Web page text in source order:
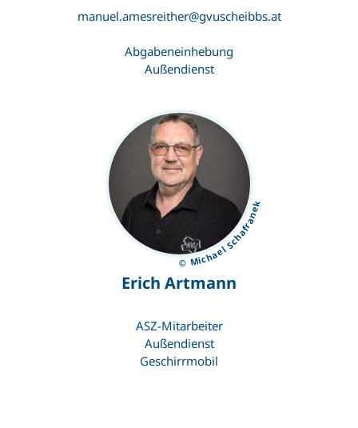
manuel.amesreither@gvuscheibbs.at
Abgabeneinhebung
Außendienst
© Michael Schafranek
Erich Artmann
ASZ-Mitarbeiter
Außendienst
Geschirrmobil